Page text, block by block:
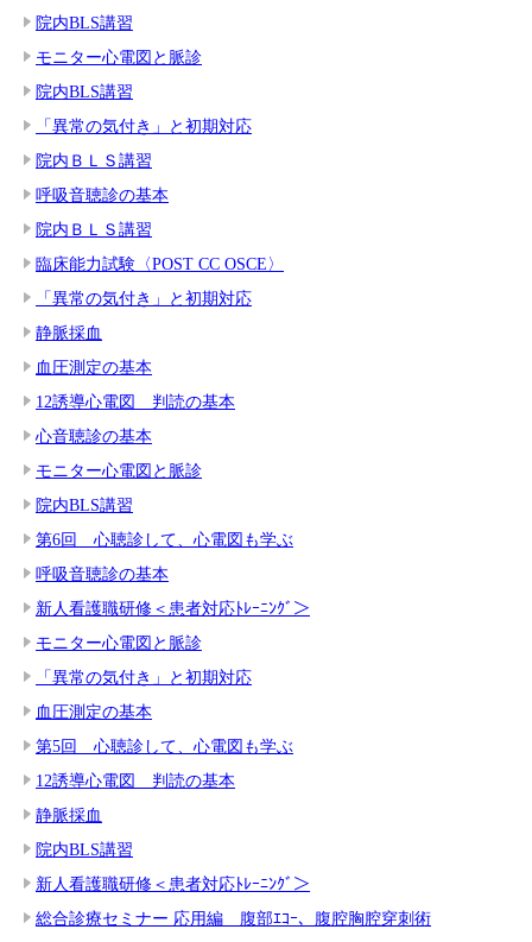
院内BLS講習
モニター心電図と脈診
院内BLS講習
「異常の気付き」と初期対応
院内ＢＬＳ講習
呼吸音聴診の基本
院内ＢＬＳ講習
臨床能力試験〈POST CC OSCE〉
「異常の気付き」と初期対応
静脈採血
血圧測定の基本
12誘導心電図 判読の基本
心音聴診の基本
モニター心電図と脈診
院内BLS講習
第6回 心聴診して、心電図も学ぶ
呼吸音聴診の基本
新人看護職研修＜患者対応ﾄﾚｰﾆﾝｸﾞ＞
モニター心電図と脈診
「異常の気付き」と初期対応
血圧測定の基本
第5回 心聴診して、心電図も学ぶ
12誘導心電図 判読の基本
静脈採血
院内BLS講習
新人看護職研修＜患者対応ﾄﾚｰﾆﾝｸﾞ＞
総合診療セミナー 応用編 腹部ｴｺｰ、腹腔胸腔穿刺術